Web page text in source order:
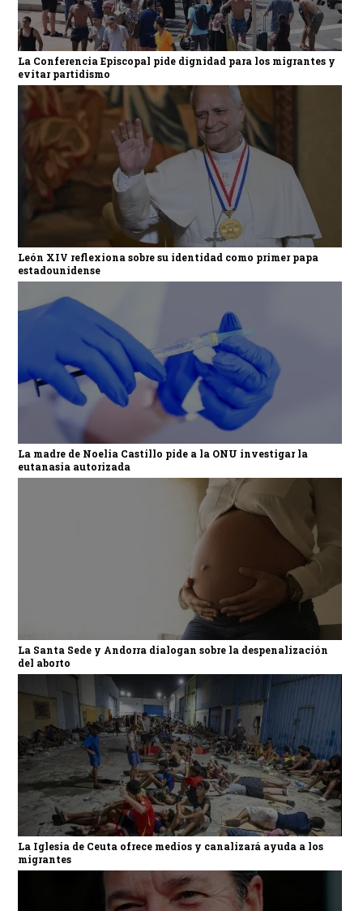
La Conferencia Episcopal pide dignidad para los migrantes y
evitar partidismo
León XIV reflexiona sobre su identidad como primer papa
estadounidense
La madre de Noelia Castillo pide a la ONU investigar la
eutanasia autorizada
La Santa Sede y Andorra dialogan sobre la despenalización
del aborto
La Iglesia de Ceuta ofrece medios y canalizará ayuda a los
migrantes